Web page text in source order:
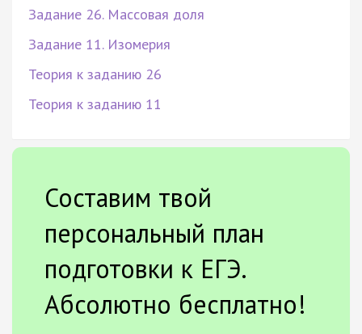
Задание 26. Массовая доля
Задание 11. Изомерия
Теория к заданию 26
Теория к заданию 11
Составим твой
персональный план
подготовки к ЕГЭ.
Абсолютно бесплатно!